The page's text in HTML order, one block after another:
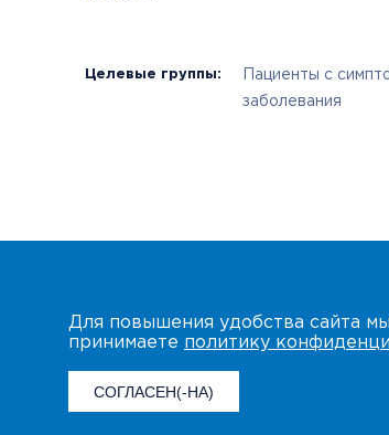
Целевые группы:
Пациенты с
заболевания
Для повышения удобства сайта
принимаете политику
СОГЛАСЕН(-НА)